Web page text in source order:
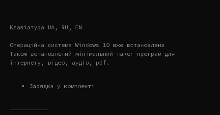
———————————
Клавіатура UA, RU, EN
Операційна система Windows 10 вже встановлена
Також встановлений мінімальний пакет програм для
інтернету, відео, аудіо, pdf.
Зарядка у комплекті
———————————